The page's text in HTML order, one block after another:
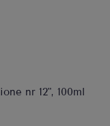
nr 12", 100ml